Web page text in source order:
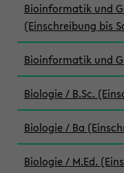
Bioinformatik und
(Einschreibung bis
Bioinformatik und
Biologie / B.Sc.
Biologie / Ba
Biologie / M.Ed.